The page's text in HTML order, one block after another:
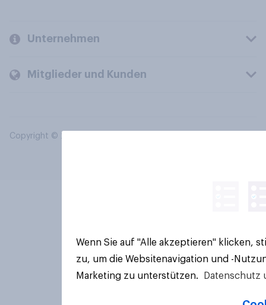
Unternehmen
Mitglieder und Kunden
Copyright © 2026 YouGov PLC. Alle Rechte vorbehalten.
Wenn Sie auf "Alle akzeptieren" klicken,
zu, um die Websitenavigation und -
Marketing zu unterstützen.
Datenschutz